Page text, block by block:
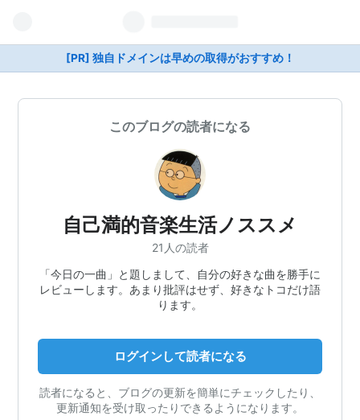
[PR] 独自ドメインは早めの取得がおすすめ！
このブログの読者になる
自己満的音楽生活ノススメ
21人の読者
「今日の一曲」と題しまして、自分の好きな曲を勝手に
レビューします。あまり批評はせず、好きなトコだけ語
ります。
ログインして読者になる
読者になると、ブログの更新を簡単にチェックしたり、
更新通知を受け取ったりできるようになります。